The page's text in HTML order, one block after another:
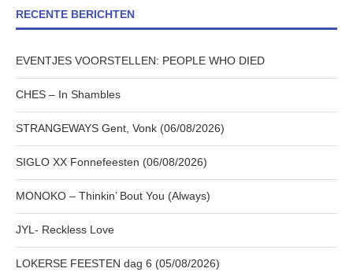
RECENTE BERICHTEN
EVENTJES VOORSTELLEN: PEOPLE WHO DIED
CHES – In Shambles
STRANGEWAYS Gent, Vonk (06/08/2026)
SIGLO XX Fonnefeesten (06/08/2026)
MONOKO – Thinkin’ Bout You (Always)
JYL- Reckless Love
LOKERSE FEESTEN dag 6 (05/08/2026)